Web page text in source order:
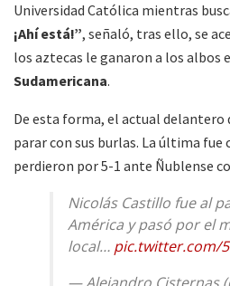
Universidad Católica mientras
¡Ahí está!”, señaló, tras ello, se
los aztecas le ganaron a los albos
Sudamericana.
De esta forma, el actual delantero
parar con sus burlas. La última fue
perdieron por 5-1 ante Ñublense
Nicolás Castillo fue al
América y pasó por el
local… pic.twitter.com/